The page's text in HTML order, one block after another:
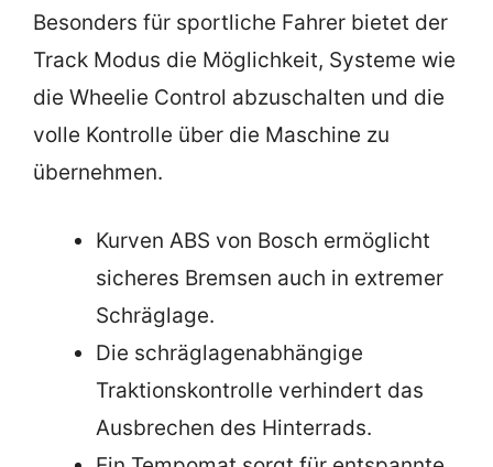
Besonders für sportliche Fahrer bietet der
Track Modus die Möglichkeit, Systeme wie
die Wheelie Control abzuschalten und die
volle Kontrolle über die Maschine zu
übernehmen.
Kurven ABS von Bosch ermöglicht
sicheres Bremsen auch in extremer
Schräglage.
Die schräglagenabhängige
Traktionskontrolle verhindert das
Ausbrechen des Hinterrads.